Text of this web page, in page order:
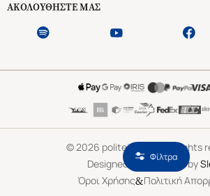
Φίλτρα
ΑΚΟΛΟΥΘΗΣΤΕ ΜΑΣ
©2026 politeianet.gr All rights
Designed & Developed by
Όροι Χρήσης&Πολιτική